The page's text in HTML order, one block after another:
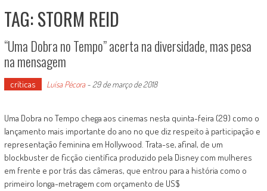
TAG: STORM REID
“Uma Dobra no Tempo” acerta na diversidade, mas pesa
na mensagem
críticas Luísa Pécora- 29 de março de 2018
Uma Dobra no Tempo chega aos cinemas nesta quinta-feira (29) como o
lançamento mais importante do ano no que diz respeito à participação e
representação feminina em Hollywood. Trata-se, afinal, de um
blockbuster de ficção científica produzido pela Disney com mulheres
em frente e por trás das câmeras, que entrou para a história como o
primeiro longa-metragem com orçamento de US$